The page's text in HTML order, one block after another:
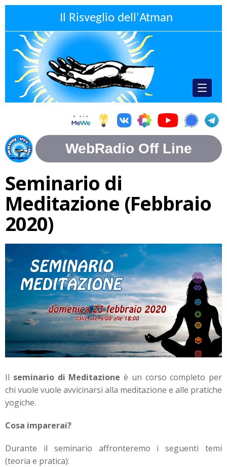
Il Risveglio dell'Atman
Seminario di
Meditazione (Febbraio
2020)
Il seminario di Meditazione è un corso completo per
chi vuole vuole avvicinarsi alla meditazione e alle pratiche
yogiche.
Cosa imparerai?
Durante il seminario affronteremo i seguenti temi
(teoria e pratica):